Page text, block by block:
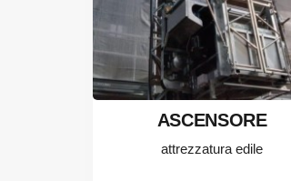
ASCENSORE
attrezzatura edile